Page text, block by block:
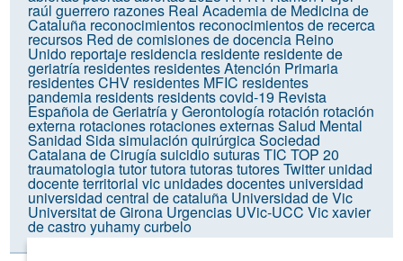
raúl guerrero razones Real Academia de Medicina de
Cataluña reconocimientos reconocimientos de recerca
recursos Red de comisiones de docencia Reino
Unido reportaje residencia residente residente de
geriatríaresidentes residentes Atención Primaria
residentes CHV residentes MFIC residentes
pandemia residents residents covid-19 Revista
Española de Geriatría y Gerontología rotación rotación
externa rotaciones rotaciones externasSalud Mental
Sanidad Sidasimulación quirúrgicaSociedad
Catalana de CirugíasuicidiosuturasTIC TOP 20
traumatologiatutortutoratutorastutoresTwitter unidad
docente territorial vic unidades docentes universidad
universidad central de cataluña Universidad de Vic
Universitat de Girona Urgencias UVic-UCC Vicxavier
de castroyuhamy curbelo